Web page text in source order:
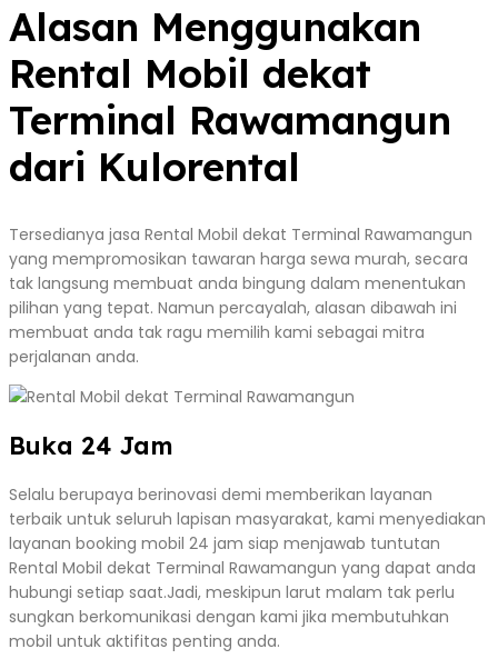
Alasan Menggunakan
Rental Mobil dekat
Terminal Rawamangun
dari Kulorental
Tersedianya jasa Rental Mobil dekat Terminal Rawamangun
yang mempromosikan tawaran harga sewa murah, secara
tak langsung membuat anda bingung dalam menentukan
pilihan yang tepat. Namun percayalah, alasan dibawah ini
membuat anda tak ragu memilih kami sebagai mitra
perjalanan anda.
Buka 24 Jam
Selalu berupaya berinovasi demi memberikan layanan
terbaik untuk seluruh lapisan masyarakat, kami menyediakan
layanan booking mobil 24 jam siap menjawab tuntutan
Rental Mobil dekat Terminal Rawamangun yang dapat anda
hubungi setiap saat.Jadi, meskipun larut malam tak perlu
sungkan berkomunikasi dengan kami jika membutuhkan
mobil untuk aktifitas penting anda.